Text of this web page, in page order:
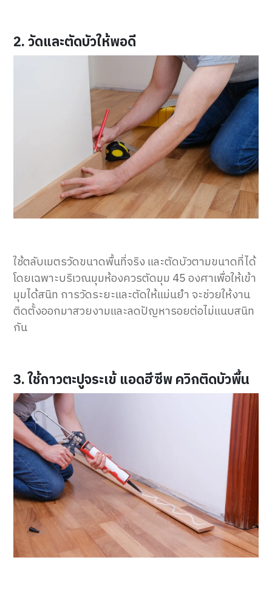
2. วัดและตัดบัวให้พอดี
ใช้ตลับเมตรวัดขนาดพื้นที่จริง และตัดบัวตามขนาดที่ได้
โดยเฉพาะบริเวณมุมห้องควรตัดมุม 45 องศาเพื่อให้เข้า
มุมได้สนิท การวัดระยะและตัดให้แม่นยำ จะช่วยให้งาน
ติดตั้งออกมาสวยงามและลดปัญหารอยต่อไม่แนบสนิท
กัน
3. ใช้กาวตะปูจระเข้ แอดฮีซีพ ควิกติดบัวพื้น